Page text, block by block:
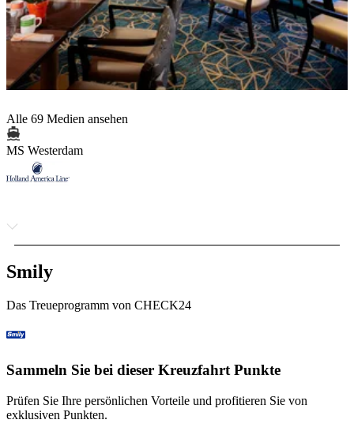
Alle 69 Medien ansehen
MS Westerdam
Smily
Das Treueprogramm von CHECK24
Sammeln Sie bei dieser Kreuzfahrt Punkte
Prüfen Sie Ihre persönlichen Vorteile und profitieren Sie von
exklusiven Punkten.